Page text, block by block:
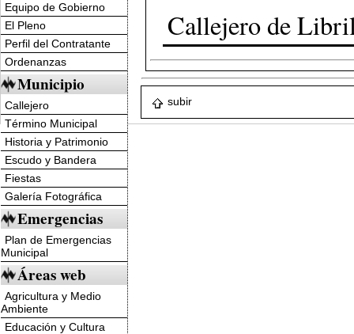
Equipo de Gobierno
El Pleno
Perfil del Contratante
Ordenanzas
Municipio
Callejero
Término Municipal
Historia y Patrimonio
Escudo y Bandera
Fiestas
Galería Fotográfica
Emergencias
Plan de Emergencias
Municipal
Áreas web
Agricultura y Medio
Ambiente
Educación y Cultura
Callejero de
subir